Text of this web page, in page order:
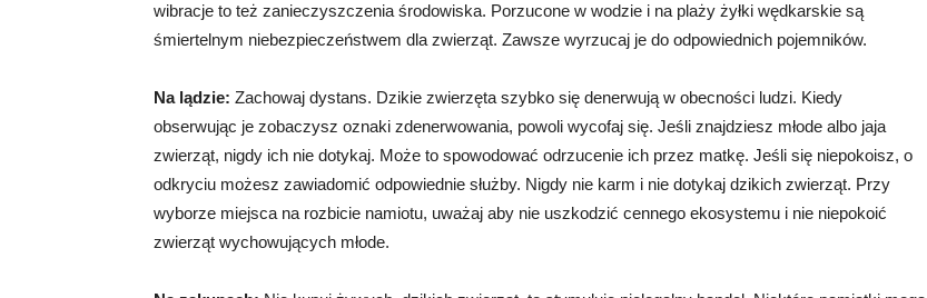
wibracje to też zanieczyszczenia środowiska. Porzucone w wodzie i na plaży żyłki wędkarskie są
śmiertelnym niebezpieczeństwem dla zwierząt. Zawsze wyrzucaj je do odpowiednich pojemników.
Na lądzie: Zachowaj dystans. Dzikie zwierzęta szybko się denerwują w obecności ludzi. Kiedy
obserwując je zobaczysz oznaki zdenerwowania, powoli wycofaj się. Jeśli znajdziesz młode albo jaja
zwierząt, nigdy ich nie dotykaj. Może to spowodować odrzucenie ich przez matkę. Jeśli się niepokoisz, o
odkryciu możesz zawiadomić odpowiednie służby. Nigdy nie karm i nie dotykaj dzikich zwierząt. Przy
wyborze miejsca na rozbicie namiotu, uważaj aby nie uszkodzić cennego ekosystemu i nie niepokoić
zwierząt wychowujących młode.